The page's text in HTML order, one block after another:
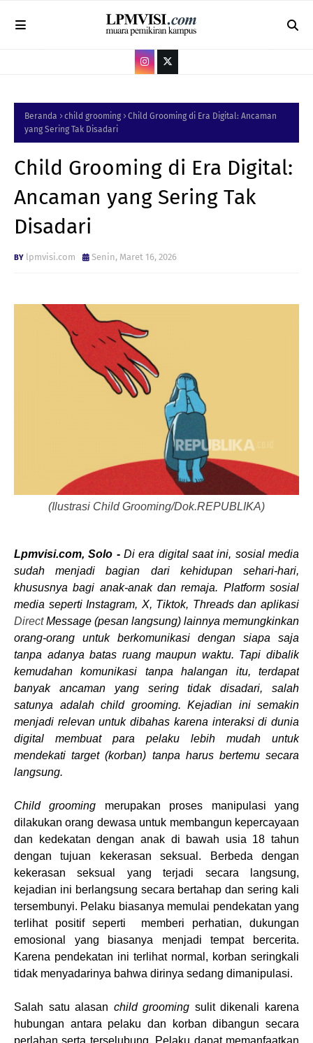
Beranda child grooming
Child Grooming di Era Digital: Ancaman
yang Sering Tak Disadari
Child Grooming di Era Digital:
Ancaman yang Sering Tak
Disadari
lpmvisi.com Senin, Maret 16, 2026
(Ilustrasi Child Grooming/Dok.REPUBLIKA)
Lpmvisi.com, Solo - Di era digital saat ini, sosial media
sudah menjadi bagian dari kehidupan sehari-hari,
khususnya bagi anak-anak dan remaja. Platform sosial
media seperti Instagram, X, Tiktok, Threads dan aplikasi
DirectMessage (pesan langsung) lainnya memungkinkan
orang-orang untuk berkomunikasi dengan siapa saja
tanpa adanya batas ruang maupun waktu. Tapi dibalik
kemudahan komunikasi tanpa halangan itu, terdapat
banyak ancaman yang sering tidak disadari, salah
satunya adalah child grooming. Kejadian ini semakin
menjadi relevan untuk dibahas karena interaksi di dunia
digital membuat para pelaku lebih mudah untuk
mendekati target (korban) tanpa harus bertemu secara
langsung.
Child grooming merupakan proses manipulasi yang
dilakukan orang dewasa untuk membangun kepercayaan
dan kedekatan dengan anak di bawah usia 18 tahun
dengan tujuan kekerasan seksual. Berbeda dengan
kekerasan seksual yang terjadi secara langsung,
kejadian ini berlangsung secara bertahap dan sering kali
tersembunyi. Pelaku biasanya memulai pendekatan yang
terlihat positif
seperti memberi perhatian, dukungan
emosional yang biasanya menjadi tempat bercerita.
Karena pendekatan ini terlihat normal, korban seringkali
tidak menyadarinya bahwa dirinya sedang dimanipulasi.
Salah satu alasan child grooming sulit dikenali karena
hubungan antara pelaku dan korban dibangun secara
perlahan serta terselubung. Pelaku dapat memanfaatkan